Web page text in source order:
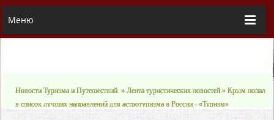
Меню
Новости Туризма и Путешествий. »Лента туристических новостей » Крым попал
в список лучших направлений для астротуризма в России - «Туризм»